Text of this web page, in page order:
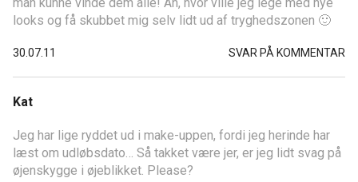
looks og få skubbet mig selv lidt ud af tryghedszonen 🙂
30.07.11 SVAR PÅ KOMMENTAR
Kat
Jeg har lige ryddet ud i make-uppen, fordi jeg herinde har
læst om udløbsdato… Så takket være jer, er jeg lidt svag på
øjenskygge i øjeblikket. Please?